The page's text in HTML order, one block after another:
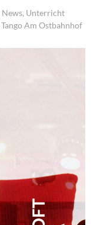
News, Unterricht
Tango Am Ostbahnhof